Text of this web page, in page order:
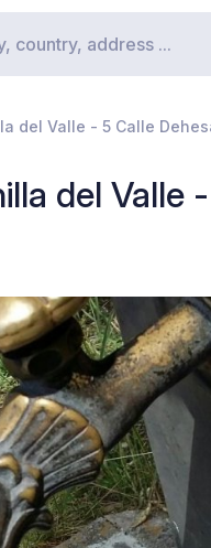
del Valle - 5 Calle
del Valle